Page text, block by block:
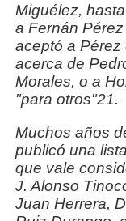
Miguélez,
a Fernán
aceptó a Pérez
acerca de
Morales, o a
"para otros"21.
Muchos años
publicó una
que vale
J. Alonso
Juan Herrera,